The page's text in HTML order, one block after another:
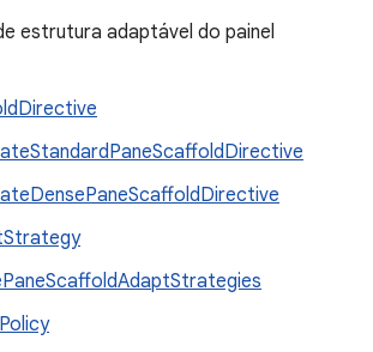
estrutura adaptável do painel